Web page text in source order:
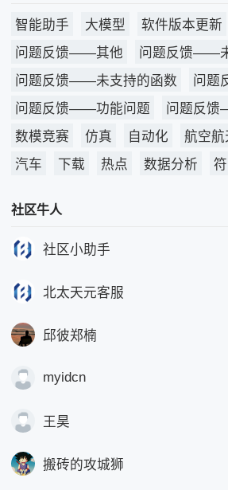
智能助手 大模型
软件版本更新
问题反馈——其他
问题反馈——
问题反馈——未支持的函数
问题
问题反馈——功能问题
问题反
数模竞赛
仿真 自动化 航空航
汽车
下载 热点 数据分析
社区牛人
社区小助手
北太天元客服
邱彼郑楠
myidcn
王昊
搬砖的攻城狮